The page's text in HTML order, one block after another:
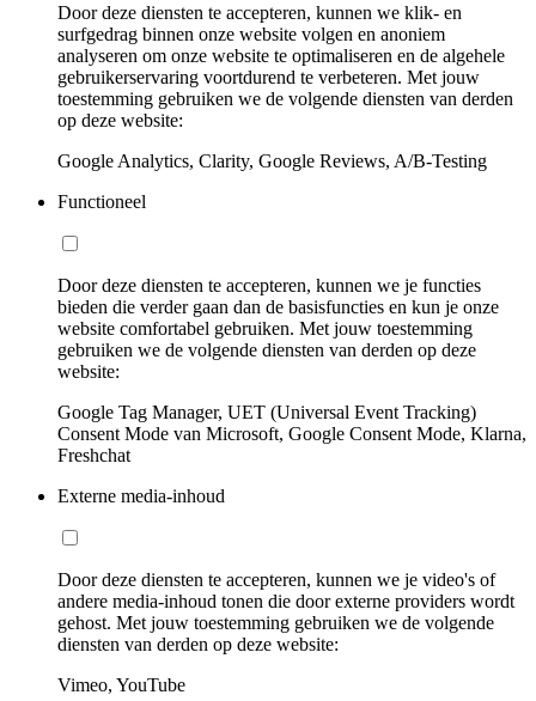
Door deze diensten te accepteren, kunnen we klik- en
surfgedrag binnen onze website volgen en anoniem
analyseren om onze website te optimaliseren en de algehele
gebruikerservaring voortdurend te verbeteren. Met jouw
toestemming gebruiken we de volgende diensten van derden
op deze website:
Google Analytics, Clarity, Google Reviews, A/B-Testing
Functioneel
Door deze diensten te accepteren, kunnen we je functies
bieden die verder gaan dan de basisfuncties en kun je onze
website comfortabel gebruiken. Met jouw toestemming
gebruiken we de volgende diensten van derden op deze
website:
Google Tag Manager, UET (Universal Event Tracking)
Consent Mode van Microsoft, Google Consent Mode, Klarna,
Freshchat
Externe media-inhoud
Door deze diensten te accepteren, kunnen we je video's of
andere media-inhoud tonen die door externe providers wordt
gehost. Met jouw toestemming gebruiken we de volgende
diensten van derden op deze website:
Vimeo, YouTube